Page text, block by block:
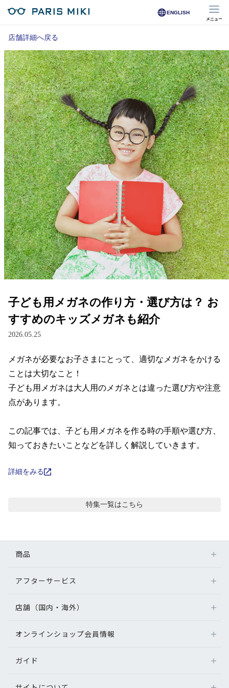
ENGLISH
メニュー
マイページ
Opera Club会員
※店舗で会員登録された方
オンラインショップ会員
※オンラインで会員登録された方
店舗を探す
店舗検索/来店予約
商品を探す
メガネ
レンズ
サングラス
補聴器
グッズ・小物
ブランドを探す
ブランド一覧
レビュー
ブログ
店舗詳細へ戻る
子ども用メガネの作り方・選び方は？ お
すすめのキッズメガネも紹介
2026.05.25
メガネが必要なお子さまにとって、適切なメガネをかける
ことは大切なこと！
子ども用メガネは大人用のメガネとは違った選び方や注意
点があります。
この記事では、子ども用メガネを作る時の手順や選び方、
知っておきたいことなどを詳しく解説していきます。
詳細をみる
特集一覧はこちら
商品
メガネ
サングラス
補聴器
グッズ・小物
アフターサービス
アフターサービス
メガネの不具合、修理について
補聴器に関するアフターサービス
店舗（国内・海外）
店舗検索
オンラインショップ会員情報
ログイン
ガイド